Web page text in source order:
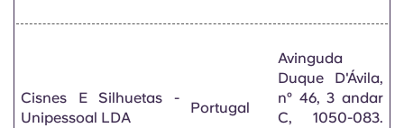
Cisnes E Silhuetas -
Unipessoal LDA
Portugal
Avinguda
Duque D'Ávila,
nº 46, 3 andar
C, 1050-083.